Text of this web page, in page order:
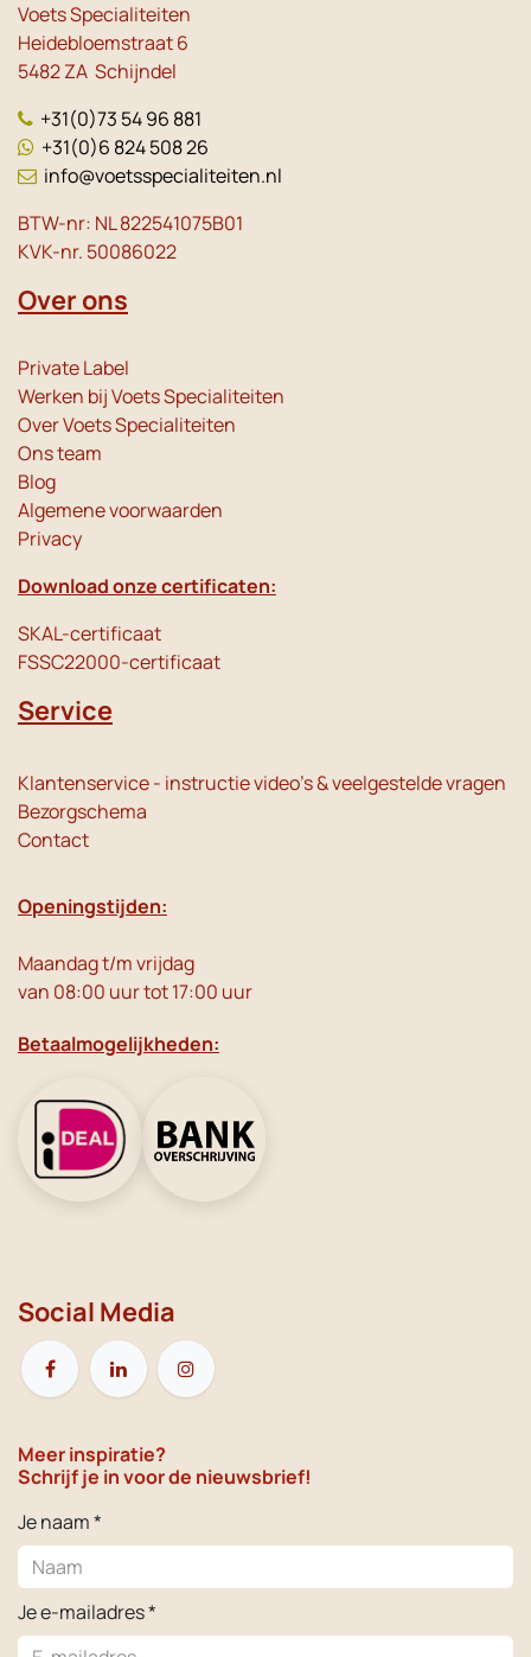
Voets Specialiteiten
Heidebloemstraat 6
5482 ZA Schijndel
+31(0)73 54 96 881
+31(0)6 824 508 26
info@voetsspecialiteiten.nl
BTW-nr: NL 822541075B01
KVK-nr. 50086022
Over ons
Private Label
Werken bij Voets Specialiteiten
Over Voets Specialiteiten
Ons team
Blog
Algemene voorwaarden
Privacy
Download onze certificaten:
SKAL-certificaat
FSSC22000-certificaat
Service
Klantenservice - instructie video's & veelgestelde vragen
Bezorgschema
Contact
Openingstijden:
Maandag t/m vrijdag
van 08:00 uur tot 17:00 uur
Betaalmogelijkheden:
Social Media
Meer inspiratie?
Schrijf je in voor de nieuwsbrief!
Je naam *
Je e-mailadres *